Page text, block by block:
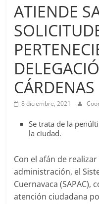
Potable
Alcantarillado
del
Municipio
de
Cuernavaca
ATIENDE
8 diciembre, 2021
Se trata de la
la ciudad.
Con el afán de
administración, el
Cuernavaca
atención ciudadana